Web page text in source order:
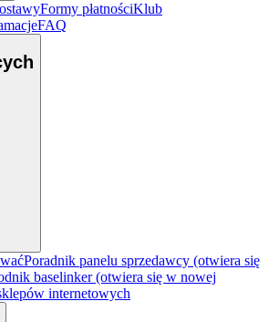
Formy płatnościKlub
FAQ
Poradnik panelu sprzedawcy (otwiera się
baselinker(otwiera się w nowej
internetowych